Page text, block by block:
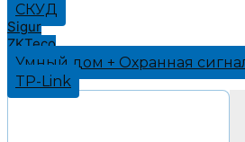
СКУД
Sigur
ZKTeco
Умный дом + Охранная
TP-Link